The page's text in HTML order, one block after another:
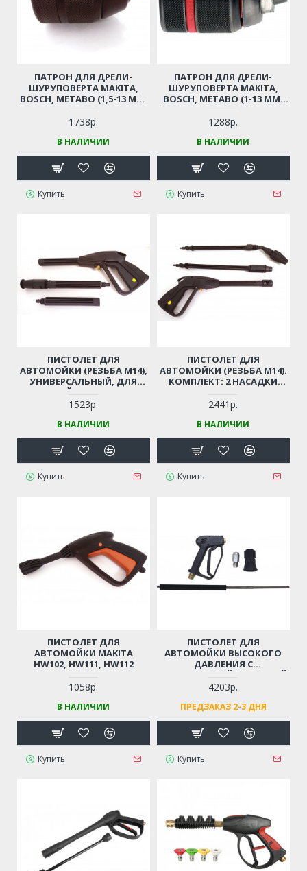
ПАТРОН ДЛЯ ДРЕЛИ-
ШУРУПОВЕРТА MAKITA,
BOSCH, METABO (1,5-13 ММ,
ПРОФЕССИОНАЛЬНЫЙ
БЫСТРОЗАЖИМНОЙ С
ТРЕЩЕТКОЙ
1738р.
В НАЛИЧИИ
Купить
ПАТРОН ДЛЯ ДРЕЛИ-
ШУРУПОВЕРТА MAKITA,
BOSCH, METABO (1-13 ММ,
ПРОФЕССИОНАЛЬНЫЙ
БЫСТРОЗАЖИМНОЙ С
ТРЕЩЕТКОЙ
1288р.
В НАЛИЧИИ
Купить
ПИСТОЛЕТ ДЛЯ
АВТОМОЙКИ (РЕЗЬБА М14),
УНИВЕРСАЛЬНЫЙ, ДЛЯ
КИТАЙСКИХ МОЕК
1523р.
В НАЛИЧИИ
Купить
ПИСТОЛЕТ ДЛЯ
АВТОМОЙКИ (РЕЗЬБА М14).
КОМПЛЕКТ: 2 НАСАДКИ
М14)
2441р.
В НАЛИЧИИ
Купить
ПИСТОЛЕТ ДЛЯ
АВТОМОЙКИ MAKITA
HW102, HW111, HW112
1058р.
В НАЛИЧИИ
Купить
ПИСТОЛЕТ ДЛЯ
АВТОМОЙКИ ВЫСОКОГО
ДАВЛЕНИЯ С
НЕРЖАВЕЮЩЕЙ СТАЛЬНОЙ
ТРУБОЙ
(ПРОФЕССИОНАЛЬНЫЙ,
РЕЗЬБА М14)
4203р.
ПРЕДЗАКАЗ 2-3 ДНЯ
Купить